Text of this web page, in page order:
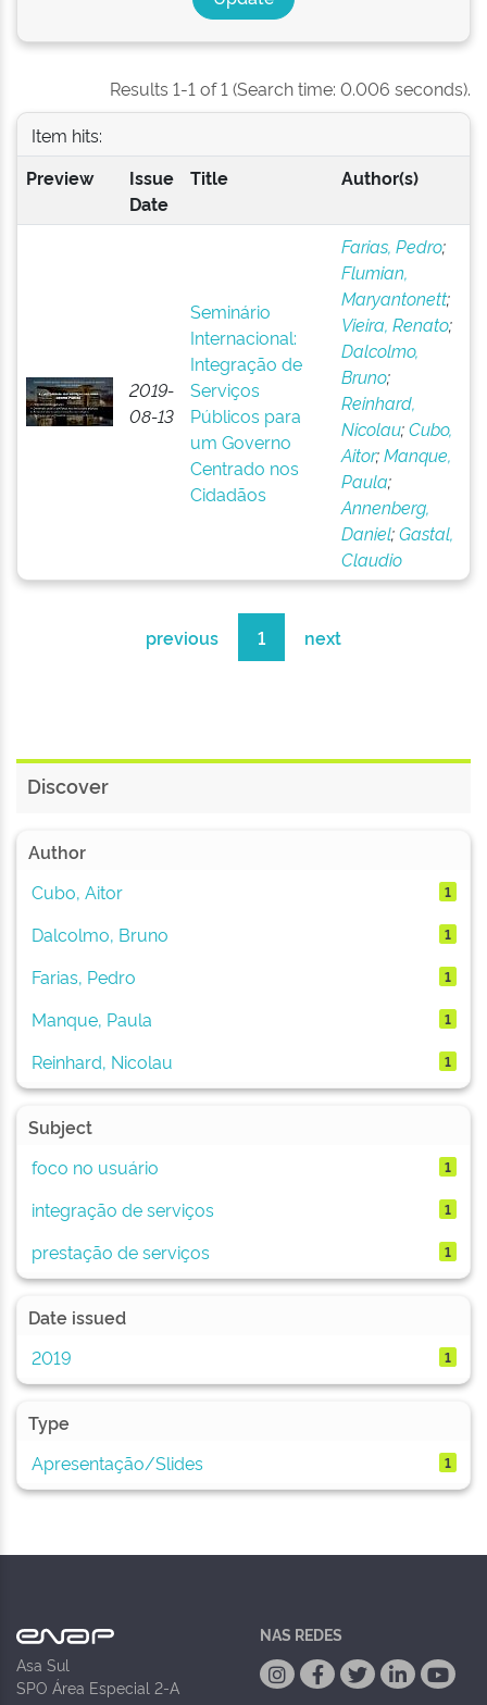
Results 1-1 of 1 (Search time: 0.006 seconds).
Item hits:
Preview
Issue
Date
Title Author(s)
2019-
08-13
Seminário
Internacional:
Integração de
Serviços
Públicos para
um Governo
Centrado nos
Cidadãos
Farias, Pedro;
Flumian,
Maryantonett;
Vieira, Renato;
Dalcolmo,
Bruno;
Reinhard,
Nicolau;Cubo,
Aitor;Manque,
Paula;
Annenberg,
Daniel;Gastal,
Claudio
previous 1 next
Discover
Author
Cubo, Aitor
1
Dalcolmo, Bruno 1
Farias, Pedro 1
Manque, Paula 1
Reinhard, Nicolau 1
Subject
foco no usuário
1
integração de serviços 1
prestação de serviços 1
Date issued
2019
1
Type
Apresentação/Slides
1
Asa Sul
SPO Área Especial 2-A
NAS REDES